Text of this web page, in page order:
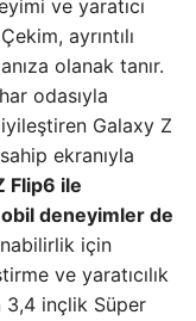
ve yaratıcı
ayrıntılı
olanak tanır.
odasıyla
Galaxy Z
ekranıyla
Flip6 ile
deneyimler de
için
ve yaratıcılık
3,4 inçlik Süper